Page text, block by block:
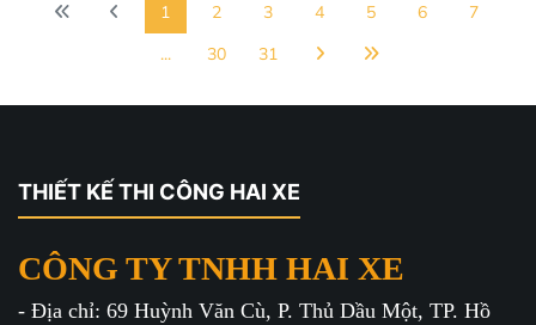
1 2 3 4 5 6
7
...
30 31
THIẾT KẾ THI CÔNG HAI XE
CÔNG TY TNHH HAI XE
- Địa chỉ: 69 Huỳnh Văn Cù, P. Thủ Dầu Một, TP. Hồ